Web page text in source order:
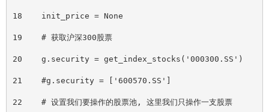
18    init_price = None
19    # 获取沪深300股票
20    g.security = get_index_stocks('000300.SS')
21    #g.security = '600570.SS']
22    # 设置我们要操作的股票池, 这里我们只操作一支股票